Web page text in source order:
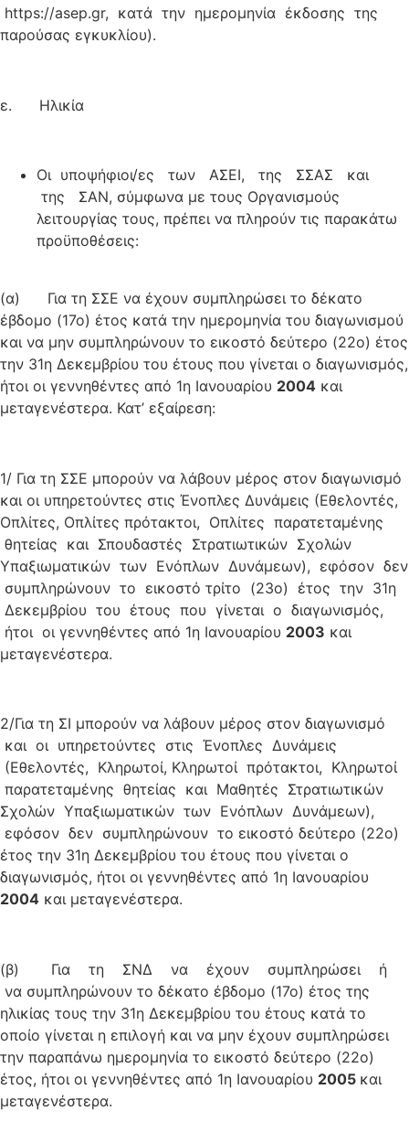
https://asep.gr, κατά την ημερομηνία έκδοσης της
παρούσας εγκυκλίου).
ε. Ηλικία
Οι υποψήφιοι/ες των ΑΣΕΙ, της ΣΣΑΣ και
της ΣΑΝ, σύμφωνα με τους Οργανισμούς
λειτουργίας τους, πρέπει να πληρούν τις παρακάτω
προϋποθέσεις:
(α) Για τη ΣΣΕ να έχουν συμπληρώσει το δέκατο
έβδομο (17ο) έτος κατά την ημερομηνία του διαγωνισμού
και να μην συμπληρώνουν το εικοστό δεύτερο (22ο) έτος
την 31η Δεκεμβρίου του έτους που γίνεται ο διαγωνισμός,
ήτοι οι γεννηθέντες από 1η Ιανουαρίου 2004 και
μεταγενέστερα. Κατ’ εξαίρεση:
1/ Για τη ΣΣΕ μπορούν να λάβουν μέρος στον διαγωνισμό
και οι υπηρετούντες στις Ένοπλες Δυνάμεις (Εθελοντές,
Οπλίτες, Οπλίτες πρότακτοι, Οπλίτες παρατεταμένης
θητείας και Σπουδαστές Στρατιωτικών Σχολών
Υπαξιωματικών των Ενόπλων Δυνάμεων), εφόσον δεν
συμπληρώνουν το εικοστό τρίτο (23ο) έτος την 31η
Δεκεμβρίου του έτους που γίνεται ο διαγωνισμός,
ήτοι οι γεννηθέντες από 1η Ιανουαρίου 2003 και
μεταγενέστερα.
2/Για τη ΣΙ μπορούν να λάβουν μέρος στον διαγωνισμό
και οι υπηρετούντες στις Ένοπλες Δυνάμεις
(Εθελοντές, Κληρωτοί, Κληρωτοί πρότακτοι, Κληρωτοί
παρατεταμένης θητείας και Μαθητές Στρατιωτικών
Σχολών Υπαξιωματικών των Ενόπλων Δυνάμεων),
εφόσον δεν συμπληρώνουν το εικοστό δεύτερο (22ο)
έτος την 31η Δεκεμβρίου του έτους που γίνεται ο
διαγωνισμός, ήτοι οι γεννηθέντες από 1η Ιανουαρίου
2004 και μεταγενέστερα.
(β) Για τη ΣΝΔ να έχουν συμπληρώσει ή
να συμπληρώνουν το δέκατο έβδομο (17ο) έτος της
ηλικίας τους την 31η Δεκεμβρίου του έτους κατά το
οποίο γίνεται η επιλογή και να μην έχουν συμπληρώσει
την παραπάνω ημερομηνία το εικοστό δεύτερο (22ο)
έτος, ήτοι οι γεννηθέντες από 1η Ιανουαρίου 2005 και
μεταγενέστερα.